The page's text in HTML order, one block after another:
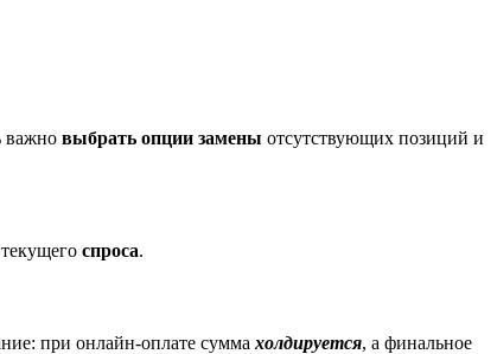
важно выбрать опции замены отсутствующих позиций и
спроса.
при онлайн-оплате сумма холдируется, а финальное